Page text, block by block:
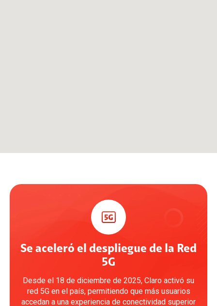
Se aceleró el despliegue de la Red
5G
Desde el 18 de diciembre de 2025, Claro activó su
red 5G en el país, permitiendo que más usuarios
accedan a una experiencia de conectividad superior